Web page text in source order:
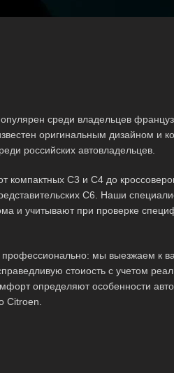
среди владельцев
оригинальным дизайном и
российских автовладельцев.
компактных C3 и C4 до
C6. Наши
и учитывают при проверке
профессионально: мы выезжаем к
стоиость с учетом
определяют особенности
Citroen.